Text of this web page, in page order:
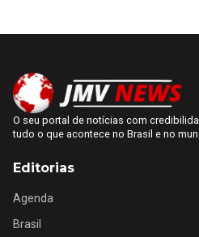
O seu portal de notícias com
tudo o que acontece no Brasil e no
Editorias
Agenda
Brasil